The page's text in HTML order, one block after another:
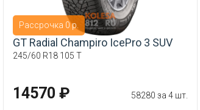
Рассрочка 0 р.
GT Radial Champiro IcePro 3 SUV
245/60 R18 105 T
14570 ₽ 58280 за 4 шт.